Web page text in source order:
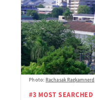
Photo: Rachasak Ragkamnerd
#3 MOST SEARCHED